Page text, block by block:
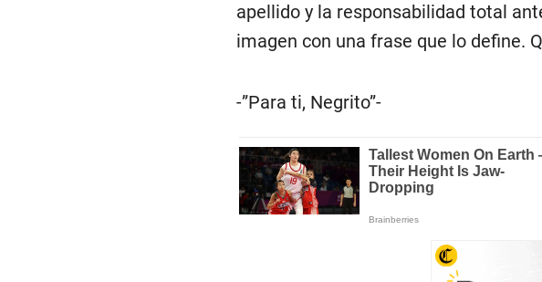
apellido y la responsabilidad total
imagen con una frase que lo define.
-”Para ti, Negrito”-